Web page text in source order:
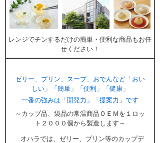
レンジでチンするだけの簡単・便利な商品もお任
せください！
ゼリー、プリン、スープ、おでんなど「おい
しい」「簡単」「便利」「健康」
一番の強みは「開発力」「提案力」です
～カップ品、袋品の常温商品ＯＥＭを１ロッ
ト２０００個から製造します～
オハラでは、ゼリー、プリン等のカップデ